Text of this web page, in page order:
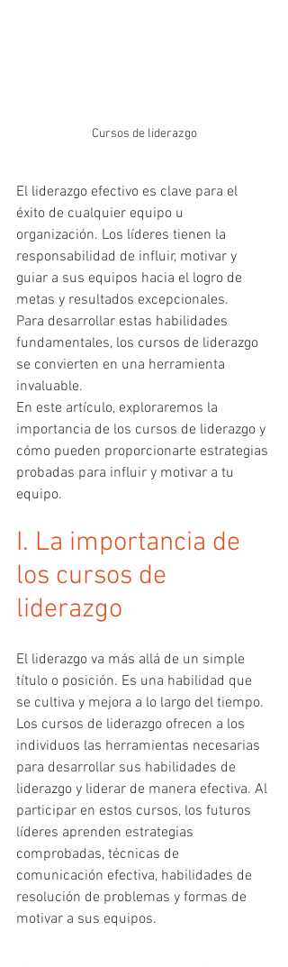
Cursos de liderazgo
El liderazgo efectivo es clave para el
éxito de cualquier equipo u
organización. Los líderes tienen la
responsabilidad de influir, motivar y
guiar a sus equipos hacia el logro de
metas y resultados excepcionales.
Para desarrollar estas habilidades
fundamentales, los cursos de liderazgo
se convierten en una herramienta
invaluable.
En este artículo, exploraremos la
importancia de los cursos de liderazgo y
cómo pueden proporcionarte estrategias
probadas para influir y motivar a tu
equipo.
I. La importancia de
los cursos de
liderazgo
El liderazgo va más allá de un simple
título o posición. Es una habilidad que
se cultiva y mejora a lo largo del tiempo.
Los cursos de liderazgo ofrecen a los
individuos las herramientas necesarias
para desarrollar sus habilidades de
liderazgo y liderar de manera efectiva. Al
participar en estos cursos, los futuros
líderes aprenden estrategias
comprobadas, técnicas de
comunicación efectiva, habilidades de
resolución de problemas y formas de
motivar a sus equipos.